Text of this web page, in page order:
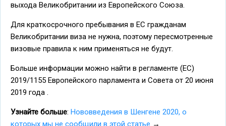
выхода Великобритании из Европейского Союза.
Для краткосрочного пребывания в ЕС гражданам
Великобритании виза не нужна, поэтому пересмотренные
визовые правила к ним применяться не будут.
Больше информации можно найти в регламенте (ЕС)
2019/1155 Европейского парламента и Совета от 20 июня
2019 года .
Узнайте больше: Нововведения в Шенгене 2020, о
которых мы не сообщили в этой статье →